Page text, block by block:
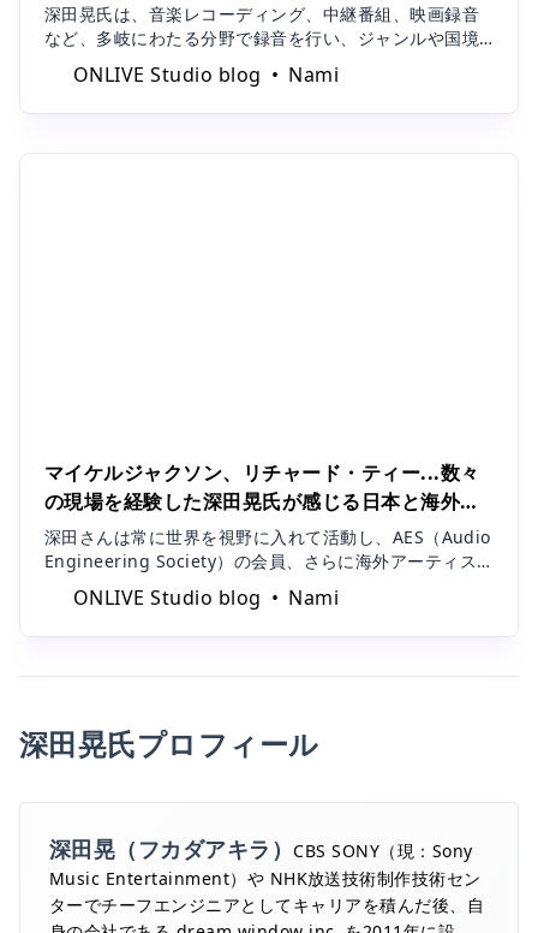
Studio blog
など、多岐にわたる分野で録音を行い、ジャンルや国境
を越えて「音」に取り組んできたエンジニアです。その
実力は、世界でも認められ、ワールドワイドに仕事を行
っています。国内外で豊富な経験を持ち、録音技術の発
展を牽引している深田氏は、どのようなキャ
ONLIVE Studio blog Nami
の現場を経験した深田晃氏が感じる日本と海外の
エンジニアの違い｜「今やっているゲームだけに
入り込むのではなく、世界を広げることは必要」
| ONLIVE Studio blog
深田さんは常に世界を視野に入れて活動し、AES（Audio
トのレコーディングやグラミー賞の米国レコーディン
グ・アカデミーの「Voting Member」として音響の最前
線に携わっていらっしゃいます。そんな深田氏が感じ
ONLIVE Studio blog Nami
深田晃（フカダアキラ）
Music Entertainment）や NHK放送技術制作技術セン
ターでチーフエンジニアとしてキャリアを積んだ後、自
身の会社である dream window inc. を2011年に設
立。NHK交響楽団やサイトウキネンオーケストラといっ